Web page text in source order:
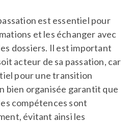
est essentiel pour
et les échanger avec
dossiers. Il est important
acteur de sa passation, car
pour une transition
bien organisée garantit que
compétences sont
évitant ainsi les